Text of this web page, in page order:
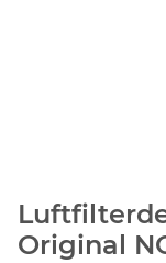
Original